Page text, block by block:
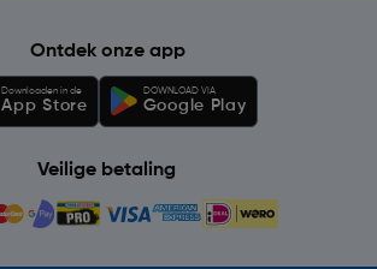
Ontdek onze app
Downloaden in de
App Store
DOWNLOAD VIA
Google Play
Veilige betaling